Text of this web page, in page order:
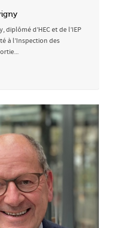
diplômé d’HEC et de l’IEP
à l’Inspection des